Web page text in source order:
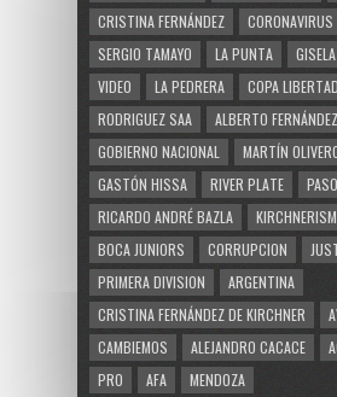
CRISTINA FERNÁNDEZ
CORONAVIRUS
SERGIO TAMAYO
LA PUNTA
VIDEO
LA PEDRERA
COPA
RODRIGUEZ SAA
ALBERTO FERNÁNDEZ
GOBIERNO NACIONAL
MARTÍN
GASTÓN HISSA
RIVER PLATE
PASO
RICARDO ANDRÉ BAZLA
BOCA JUNIORS
CORRUPCION
PRIMERA DIVISION
ARGENTINA
CRISTINA FERNÁNDEZ DE KIRCHNER
CAMBIEMOS
ALEJANDRO CACACE
PRO
AFA MENDOZA